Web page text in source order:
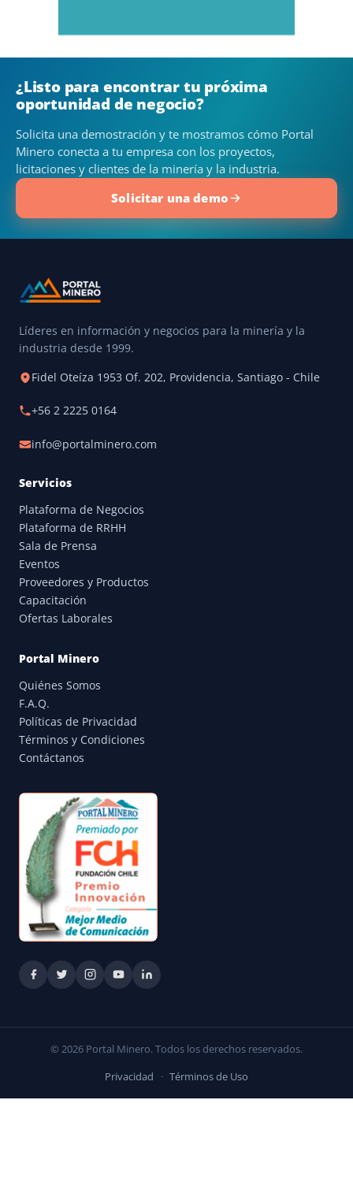
¿Listo para encontrar tu próxima
oportunidad de negocio?
Solicita una demostración y te mostramos cómo Portal
Minero conecta a tu empresa con los proyectos,
licitaciones y clientes de la minería y la industria.
Solicitar una demo
Líderes en información y negocios para la minería y la
industria desde 1999.
Fidel Oteíza 1953 Of. 202, Providencia, Santiago - Chile
+56 2 2225 0164
info@portalminero.com
Servicios
Plataforma de Negocios
Plataforma de RRHH
Sala de Prensa
Eventos
Proveedores y Productos
Capacitación
Ofertas Laborales
Portal Minero
Quiénes Somos
F.A.Q.
Políticas de Privacidad
Términos y Condiciones
Contáctanos
© 2026 Portal Minero. Todos los derechos reservados.
Privacidad · Términos de Uso